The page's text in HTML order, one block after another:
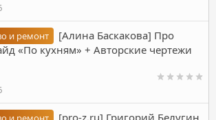
и ремонт
[Алина Баскакова] Про
«По кухням» + Авторские чертежи
[pro-z.ru] Григорий Белугин